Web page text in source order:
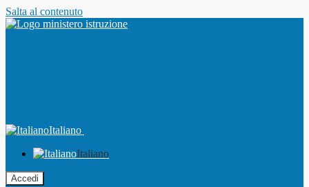
Salta al contenuto
Italiano
Italiano
Accedi